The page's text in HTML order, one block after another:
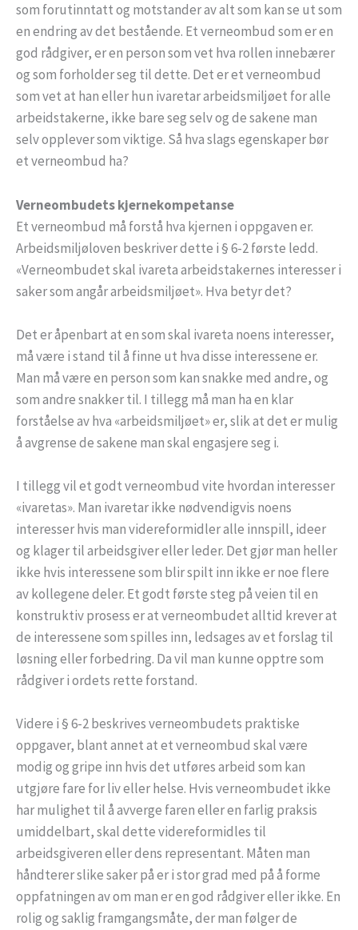
som forutinntatt og motstander av alt som kan se ut som
en endring av det bestående. Et verneombud som er en
god rådgiver, er en person som vet hva rollen innebærer
og som forholder seg til dette. Det er et verneombud
som vet at han eller hun ivaretar arbeidsmiljøet for alle
arbeidstakerne, ikke bare seg selv og de sakene man
selv opplever som viktige. Så hva slags egenskaper bør
et verneombud ha?
Verneombudets kjernekompetanse
Et verneombud må forstå hva kjernen i oppgaven er.
Arbeidsmiljøloven beskriver dette i § 6-2 første ledd.
«Verneombudet skal ivareta arbeidstakernes interesser i
saker som angår arbeidsmiljøet». Hva betyr det?
Det er åpenbart at en som skal ivareta noens interesser,
må være i stand til å finne ut hva disse interessene er.
Man må være en person som kan snakke med andre, og
som andre snakker til. I tillegg må man ha en klar
forståelse av hva «arbeidsmiljøet» er, slik at det er mulig
å avgrense de sakene man skal engasjere seg i.
I tillegg vil et godt verneombud vite hvordan interesser
«ivaretas». Man ivaretar ikke nødvendigvis noens
interesser hvis man videreformidler alle innspill, ideer
og klager til arbeidsgiver eller leder. Det gjør man heller
ikke hvis interessene som blir spilt inn ikke er noe flere
av kollegene deler. Et godt første steg på veien til en
konstruktiv prosess er at verneombudet alltid krever at
de interessene som spilles inn, ledsages av et forslag til
løsning eller forbedring. Da vil man kunne opptre som
rådgiver i ordets rette forstand.
Videre i § 6-2 beskrives verneombudets praktiske
oppgaver, blant annet at et verneombud skal være
modig og gripe inn hvis det utføres arbeid som kan
utgjøre fare for liv eller helse. Hvis verneombudet ikke
har mulighet til å avverge faren eller en farlig praksis
umiddelbart, skal dette videreformidles til
arbeidsgiveren eller dens representant. Måten man
håndterer slike saker på er i stor grad med på å forme
oppfatningen av om man er en god rådgiver eller ikke. En
rolig og saklig framgangsmåte, der man følger de